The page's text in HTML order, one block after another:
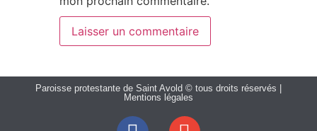
Paroisse protestante de Saint Avold © tous droits réservés |
Mentions légales